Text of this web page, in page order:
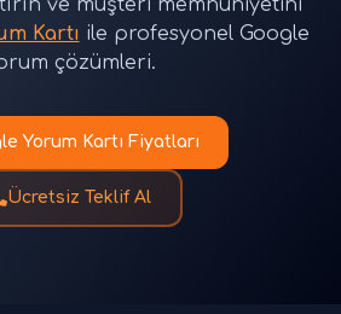
ve müşteri memnuniyetini
Kartı ile profesyonel Google
çözümleri.
Yorum Kartı Fiyatları
Ücretsiz Teklif Al